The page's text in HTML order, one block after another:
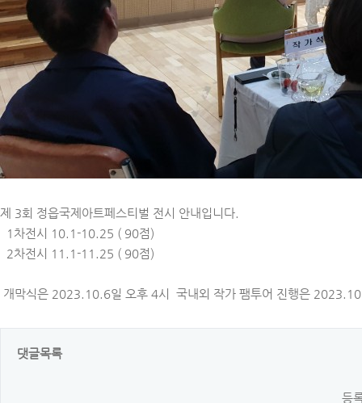
제 3회 정읍국제아트페스티벌 전시 안내입니다.
1차전시 10.1-10.25 ( 90점)
2차전시 11.1-11.25 ( 90점)
개막식은 2023.10.6일 오후 4시 국내외 작가 팸투어 진행은
댓글목록
등